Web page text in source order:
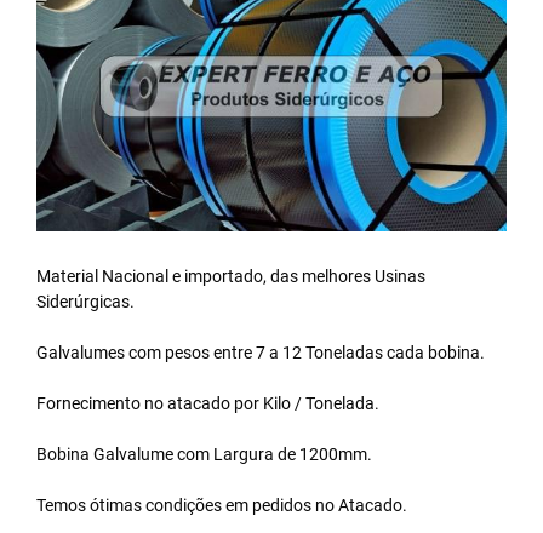
Material Nacional e importado, das melhores Usinas
Siderúrgicas.
Galvalumes com pesos entre 7 a 12 Toneladas cada bobina.
Fornecimento no atacado por Kilo / Tonelada.
Bobina Galvalumecom Largura de 1200mm.
Temos ótimas condições em pedidos no Atacado.